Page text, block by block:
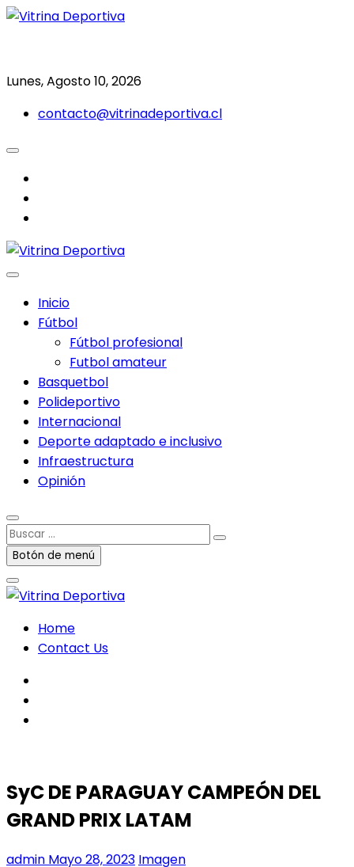
Saltar
Lunes, Agosto 10, 2026
contacto@vitrinadeportiva.cl
Inicio
Fútbol
Fútbol profesional
Futbol amateur
Basquetbol
Polideportivo
Internacional
Deporte adaptado e inclusivo
Infraestructura
Opinión
Buscar
…Botón de menú
Home
Contact Us
SyC DE PARAGUAY CAMPEÓN DEL
GRAND PRIX LATAM
admin Mayo 28, 2023 Imagen